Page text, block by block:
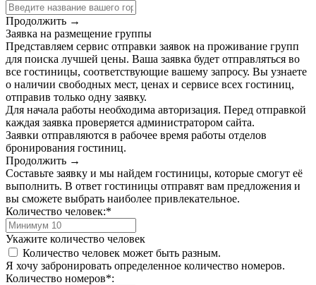
Продолжить →
Заявка на размещение группы
Представляем сервис отправки заявок на проживание групп
для поиска лучшей цены. Ваша заявка будет отправляться во
все гостиницы, соответствующие вашему запросу. Вы узнаете
о наличии свободных мест, ценах и сервисе всех гостиниц,
отправив только одну заявку.
Для начала работы необходима авторизация. Перед отправкой
каждая заявка проверяется администратором сайта.
Заявки отправляются в рабочее время работы отделов
бронирования гостиниц.
Продолжить →
Составьте заявку и мы найдем гостиницы, которые смогут её
выполнить. В ответ гостиницы отправят вам предложения и
вы сможете выбрать наиболее привлекательное.
Количество человек:*
Укажите количество человек
Количество человек может быть разным.
Я хочу забронировать определенное количество номеров.
Количество номеров*: